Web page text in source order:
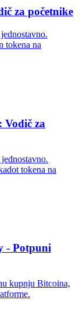
za početnike
tokena na
za
tokena na
- Potpuni
kupnju Bitcoina,